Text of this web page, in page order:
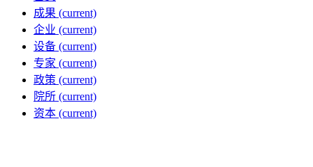
成果 (current)
企业 (current)
设备 (current)
专家 (current)
政策 (current)
院所 (current)
资本 (current)